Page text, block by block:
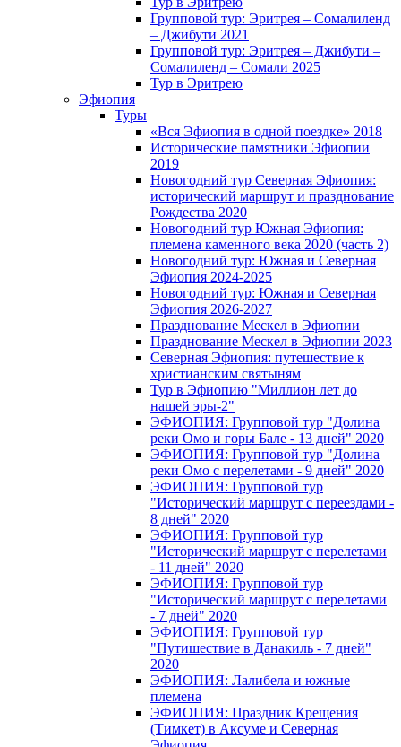
Групповой тур: Эритрея – Cомалиленд
– Джибути 2021
Групповой тур: Эритрея – Джибути –
Сомалиленд – Сомали 2025
Тур в Эритрею
Эфиопия
Туры
«Вся Эфиопия в одной поездке» 2018
Исторические памятники Эфиопии
2019
Новогодний тур Северная Эфиопия:
исторический маршрут и празднование
Рождества 2020
Новогодний тур Южная Эфиопия:
племена каменного века 2020 (часть 2)
Новогодний тур: Южная и Северная
Эфиопия 2024-2025
Новогодний тур: Южная и Северная
Эфиопия 2026-2027
Празднование Мескел в Эфиопии
Празднование Мескел в Эфиопии 2023
Северная Эфиопия: путешествие к
христианским святыням
Тур в Эфиопию "Миллион лет до
нашей эры-2"
ЭФИОПИЯ: Групповой тур "Долина
реки Омо и горы Бале - 13 дней" 2020
ЭФИОПИЯ: Групповой тур "Долина
реки Омо с перелетами - 9 дней" 2020
ЭФИОПИЯ: Групповой тур
"Исторический маршрут с переездами -
8 дней" 2020
ЭФИОПИЯ: Групповой тур
"Исторический маршрут с перелетами
- 11 дней" 2020
ЭФИОПИЯ: Групповой тур
"Исторический маршрут с перелетами
- 7 дней" 2020
ЭФИОПИЯ: Групповой тур
"Путишествие в Данакиль - 7 дней"
2020
ЭФИОПИЯ: Лалибела и южные
племена
ЭФИОПИЯ: Праздник Крещения
(Тимкет) в Аксуме и Северная